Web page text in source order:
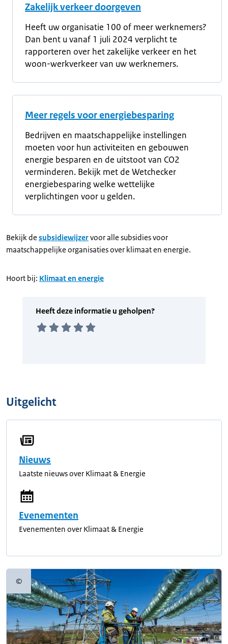
Zakelijk verkeer doorgeven
Heeft uw organisatie 100 of meer werknemers?
Dan bent u vanaf 1 juli 2024 verplicht te
rapporteren over het zakelijke verkeer en het
woon-werkverkeer van uw werknemers.
Meer regels voor energiebesparing
Bedrijven en maatschappelijke instellingen
moeten voor hun activiteiten en gebouwen
energie besparen en de uitstoot van CO2
verminderen. Bekijk met de Wetchecker
energiebesparing welke wettelijke
verplichtingen voor u gelden.
Bekijk de subsidiewijzervoor alle subsidies voor
maatschappelijke organisaties over klimaat en energie.
Hoort bij: Klimaat en energie
Uitgelicht
Nieuws
Laatste nieuws over Klimaat & Energie
Evenementen
Evenementen over Klimaat & Energie
©Copyrightinformatie